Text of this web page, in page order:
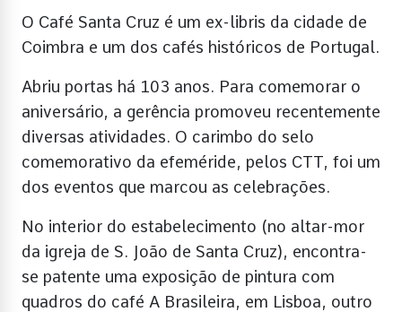
O Café Santa Cruz é um ex-libris da cidade de
Coimbra e um dos cafés históricos de Portugal.
Abriu portas há 103 anos. Para comemorar o
aniversário, a gerência promoveu recentemente
diversas atividades. O carimbo do selo
comemorativo da efeméride, pelos CTT, foi um
dos eventos que marcou as celebrações.
No interior do estabelecimento (no altar-mor
da igreja de S. João de Santa Cruz), encontra-
se patente uma exposição de pintura com
quadros do café A Brasileira, em Lisboa, outro